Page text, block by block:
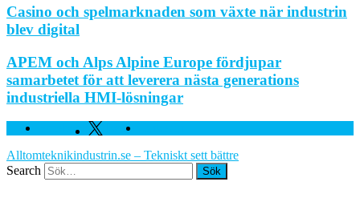
Casino och spelmarknaden som växte när industrin
blev digital
APEM och Alps Alpine Europe fördjupar
samarbetet för att leverera nästa generations
industriella HMI-lösningar
Facebook Twitter
Alltomteknikindustrin.se – Tekniskt sett bättre
Search